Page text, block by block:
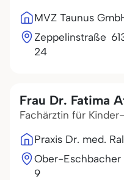
MVZ Taunus
Zeppelinstraße
24
Frau Dr. Fatima
Fachärztin für
Praxis Dr. med.
Ober-Eschbacher
9